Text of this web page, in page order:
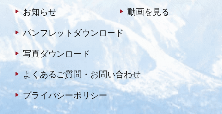
お知らせ 動画を見る
パンフレットダウンロード
写真ダウンロード
よくあるご質問・お問い合わせ
プライバシーポリシー